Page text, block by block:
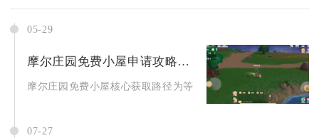
05-29
摩尔庄园免费小屋申请攻略揭秘
摩尔庄园免费小屋核心获取路径为等级解锁、签到领取、活动
07-27